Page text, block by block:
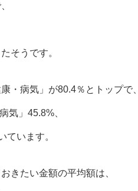
そうです。
・病気」が80.4％とトップで、
気」45.8%、
ています。
きたい金額の平均額は、